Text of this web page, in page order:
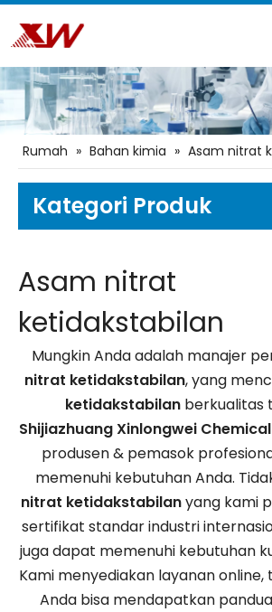
Rumah » Bahan kimia » Asam nitrat
Kategori Produk
Asam nitrat
ketidakstabilan
Mungkin Anda adalah manajer
nitrat ketidakstabilan, yang
ketidakstabilan berkualitas
Shijiazhuang Xinlongwei
produsen & pemasok
memenuhi kebutuhan Anda.
nitrat ketidakstabilanyang kami
sertifikat standar industri
juga dapat memenuhi kebutuhan
Kami menyediakan layanan
Anda bisa mendapatkan